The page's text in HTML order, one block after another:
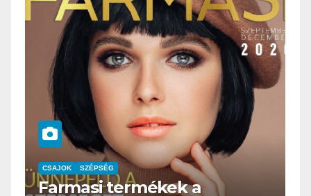
CSAJOK SZÉPSÉG